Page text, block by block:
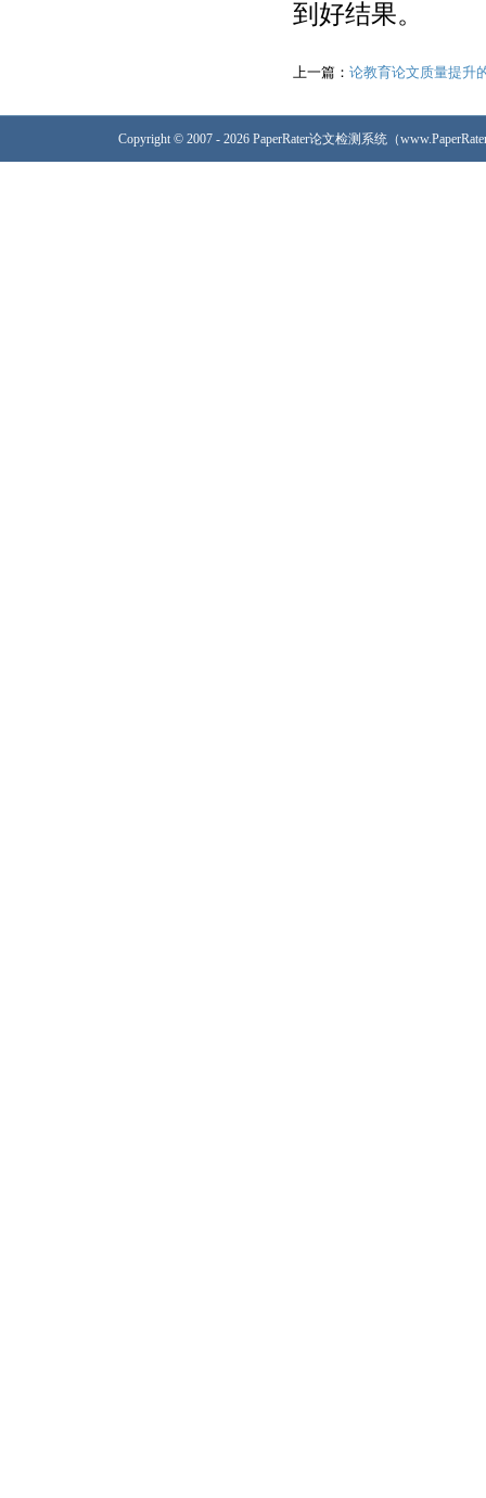
到好结果。
上一篇： 论教育论文质量提升
Copyright © 2007 - 2026 PaperRater论文检测系统（